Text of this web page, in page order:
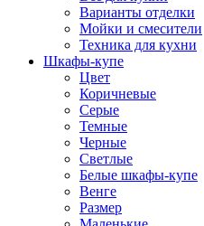
Варианты отделки
Мойки и смесители
Техника для кухни
Шкафы-купе
Цвет
Коричневые
Серые
Темные
Черные
Светлые
Белые шкафы-купе
Венге
Размер